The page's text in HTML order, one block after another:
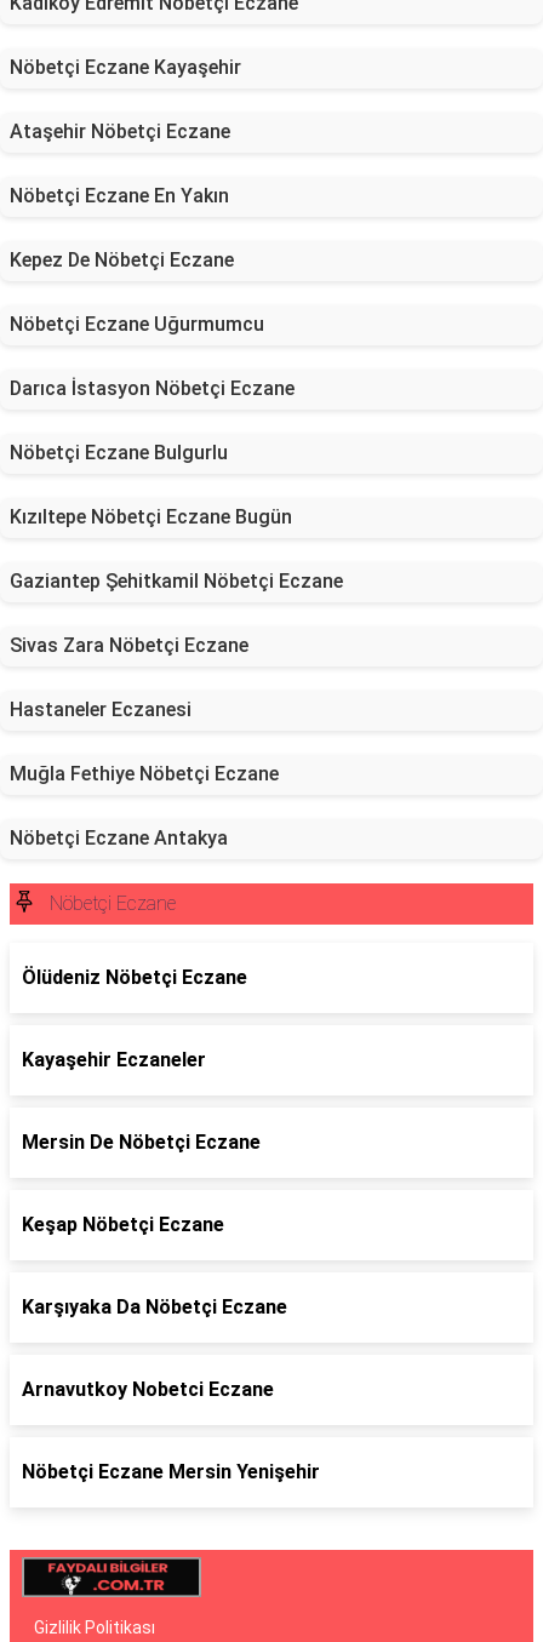
Nöbetçi Eczane Kayaşehir
Ataşehir Nöbetçi Eczane
Nöbetçi Eczane En Yakın
Kepez De Nöbetçi Eczane
Nöbetçi Eczane Uğurmumcu
Darıca İstasyon Nöbetçi Eczane
Nöbetçi Eczane Bulgurlu
Kızıltepe Nöbetçi Eczane Bugün
Gaziantep Şehitkamil Nöbetçi Eczane
Sivas Zara Nöbetçi Eczane
Hastaneler Eczanesi
Muğla Fethiye Nöbetçi Eczane
Nöbetçi Eczane Antakya
Nöbetçi Eczane
Ölüdeniz Nöbetçi Eczane
Kayaşehir Eczaneler
Mersin De Nöbetçi Eczane
Keşap Nöbetçi Eczane
Karşıyaka Da Nöbetçi Eczane
Arnavutkoy Nobetci Eczane
Nöbetçi Eczane Mersin Yenişehir
Gizlilik Politikası